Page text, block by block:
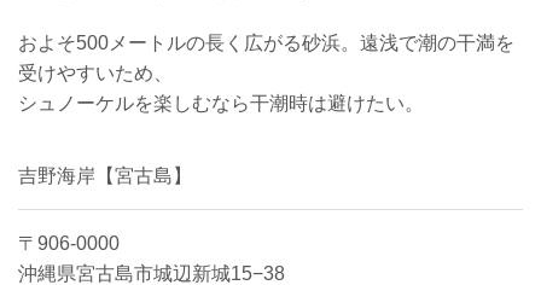
およそ500メートルの長く広がる砂浜。遠浅で潮の干満を
受けやすいため、
シュノーケルを楽しむなら干潮時は避けたい。
吉野海岸【宮古島】
〒906-0000
沖縄県宮古島市城辺新城15−38